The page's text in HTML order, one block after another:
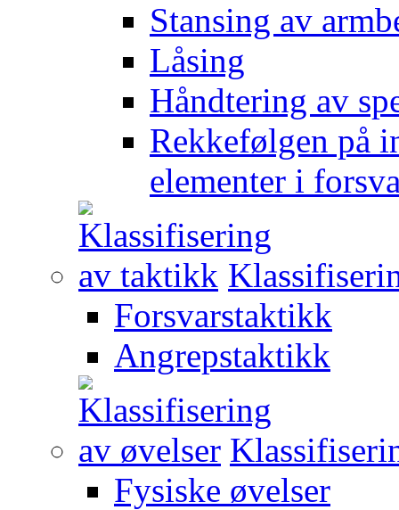
Stansing av
Låsing
Håndtering av
Rekkefølgen på
elementer i
Forsvarstaktikk
Angrepstaktikk
Fysiske øvelser